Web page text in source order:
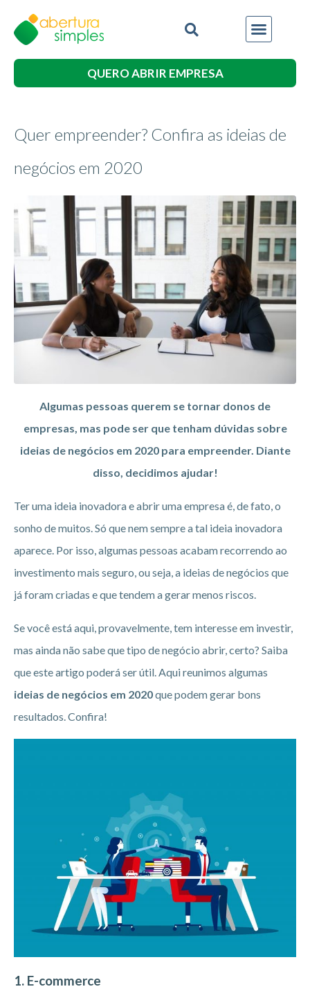
QUERO ABRIR EMPRESA
Quer empreender? Confira as ideias de
negócios em 2020
Algumas pessoas querem se tornar donos de
empresas, mas pode ser que tenham dúvidas sobre
ideias de negócios em 2020 para empreender. Diante
disso, decidimos ajudar!
Ter uma ideia inovadora e abrir uma empresa é, de fato, o
sonho de muitos. Só que nem sempre a tal ideia inovadora
aparece. Por isso, algumas pessoas acabam recorrendo ao
investimento mais seguro, ou seja, a ideias de negócios que
já foram criadas e que tendem a gerar menos riscos.
Se você está aqui, provavelmente, tem interesse em investir,
mas ainda não sabe que tipo de negócio abrir, certo? Saiba
que este artigo poderá ser útil. Aqui reunimos algumas
ideias de negócios em 2020que podem gerar bons
resultados. Confira!
1. E-commerce